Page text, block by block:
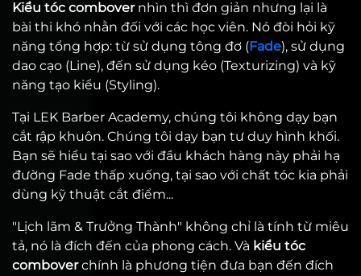
Kiểu tóc combovernhìn thì đơn giản nhưng lại là
bài thi khó nhằn đối với các học viên. Nó đòi hỏi kỹ
năng tổng hợp: từ sử dụng tông đơ (Fade), sử dụng
dao cạo (Line), đến sử dụng kéo (Texturizing) và kỹ
năng tạo kiểu (Styling).
Tại LEK Barber Academy, chúng tôi không dạy bạn
cắt rập khuôn. Chúng tôi dạy bạn tư duy hình khối.
Bạn sẽ hiểu tại sao với đầu khách hàng này phải hạ
đường Fade thấp xuống, tại sao với chất tóc kia phải
dùng kỹ thuật cắt điểm...
"Lịch lãm & Trưởng Thành" không chỉ là tính từ miêu
tả, nó là đích đến của phong cách. Và kiểu tóc
comboverchính là phương tiện đưa bạn đến đích